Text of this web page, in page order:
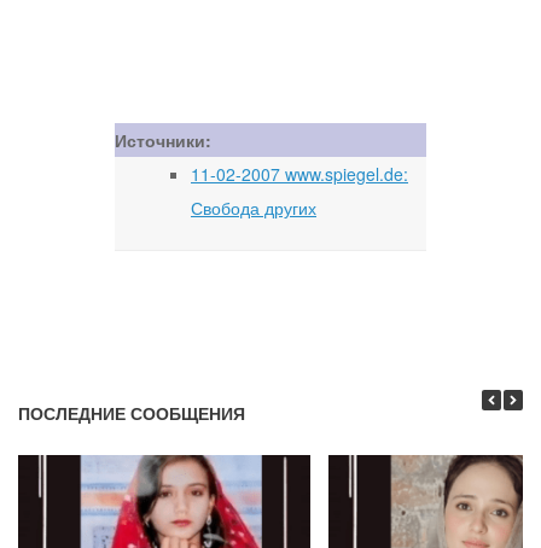
Источники:
11-02-2007 www.spiegel.de:
Свобода других
ПОСЛЕДНИЕ СООБЩЕНИЯ